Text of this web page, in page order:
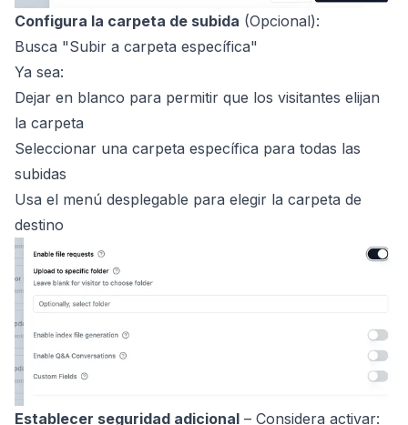
Configura la carpeta de subida (Opcional):
Busca "Subir a carpeta específica"
Ya sea:
Dejar en blanco para permitir que los visitantes elijan
la carpeta
Seleccionar una carpeta específica para todas las
subidas
Usa el menú desplegable para elegir la carpeta de
destino
Establecer seguridad adicional – Considera activar: